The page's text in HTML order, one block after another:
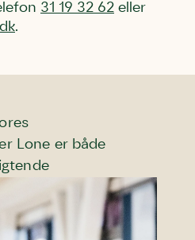
31 19 32 62 eller
.
Lone er både